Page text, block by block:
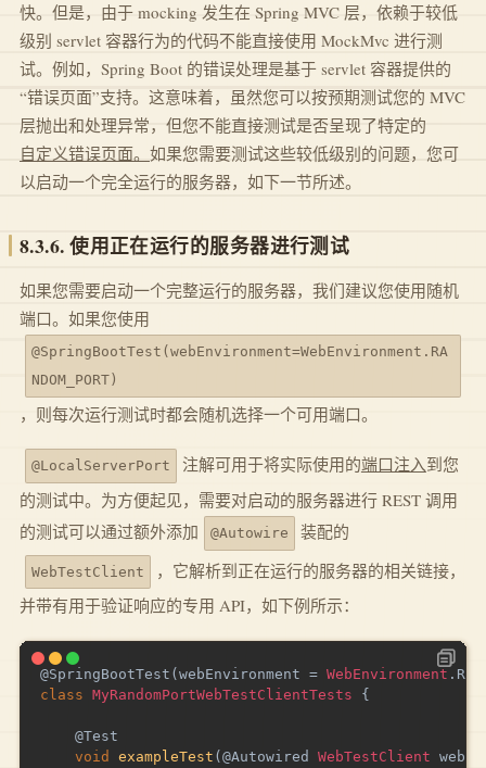
快。但是，由于 mocking 发生在 Spring MVC 层，依赖于较低
级别 servlet 容器行为的代码不能直接使用 MockMvc 进行测
试。例如，Spring Boot 的错误处理是基于 servlet 容器提供的
“错误页面”支持。这意味着，虽然您可以按预期测试您的 MVC
层抛出和处理异常，但您不能直接测试是否呈现了特定的
自定义错误页面。 如果您需要测试这些较低级别的问题，您可
以启动一个完全运行的服务器，如下一节所述。
8.3.6. 使用正在运行的服务器进行测试
如果您需要启动一个完整运行的服务器，我们建议您使用随机
端口。如果您使用
@SpringBootTest(webEnvironment=WebEnvironment.RA
NDOM_PORT)
，则每次运行测试时都会随机选择一个可用端口。
@LocalServerPort 注解可用于将实际使用的端口注入到您
的测试中。为方便起见，需要对启动的服务器进行 REST 调用
的测试可以通过额外添加
@Autowire 装配的
WebTestClient
，它解析到正在运行的服务器的相关链接，
并带有用于验证响应的专用 API，如下例所示：
@SpringBootTest ( webEnvironment = WebEnvironment .
class MyRandomPortWebTestClientTests {
@Test
void
exampleTest ( @Autowired WebTestClient